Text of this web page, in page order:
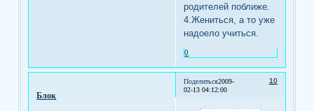
родителей поближе.
4.Жениться, а то уже
надоело учиться.
0
Поделиться 10
2009-
02-13 04:12:00
Блок